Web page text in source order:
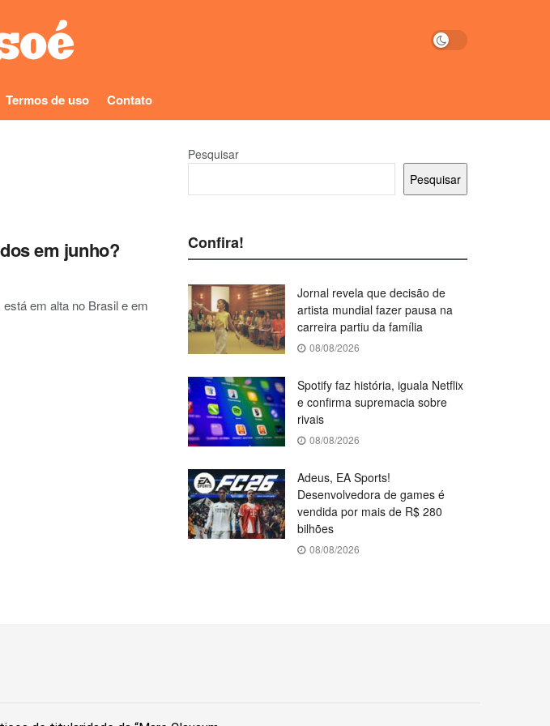
Termos de uso Contato
em junho?
em alta no Brasil e em
Pesquisar
Pesquisar
Confira!
Jornal revela que decisão de
artista mundial fazer pausa na
carreira partiu da família
08/08/2026
Spotify faz história, iguala Netflix
e confirma supremacia sobre
rivais
08/08/2026
Adeus, EA Sports!
Desenvolvedora de games é
vendida por mais de R$ 280
bilhões
08/08/2026